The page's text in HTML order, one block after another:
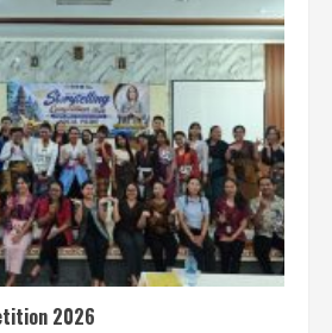
2026